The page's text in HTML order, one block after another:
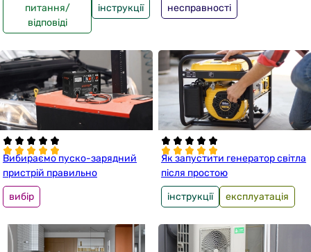
питання/
відповіді
інструкції
несправності
Вибираємо пуско-зарядний
пристрій правильно
вибір
Як запустити генератор світла
після простою
інструкції
експлуатація